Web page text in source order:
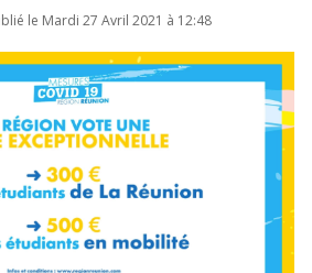
le Mardi 27 Avril 2021 à 12:48